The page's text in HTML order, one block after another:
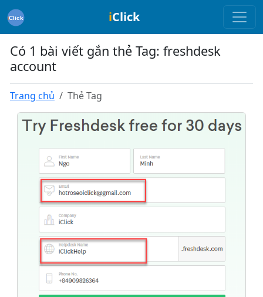
iClick
Có 1 bài viết gắn thẻ Tag: freshdesk
account
Trang chủ Thẻ Tag